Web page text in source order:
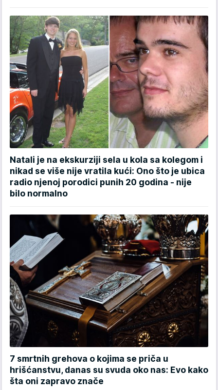
Natali je na ekskurziji sela u kola sa kolegom i
nikad se više nije vratila kući: Ono što je ubica
radio njenoj porodici punih 20 godina - nije
bilo normalno
7 smrtnih grehova o kojima se priča u
hrišćanstvu, danas su svuda oko nas: Evo kako
šta oni zapravo znače